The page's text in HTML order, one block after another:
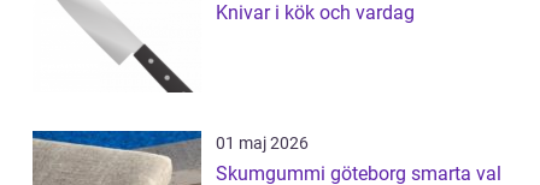
Knivar i kök och vardag
01 maj 2026
Skumgummi göteborg smarta val